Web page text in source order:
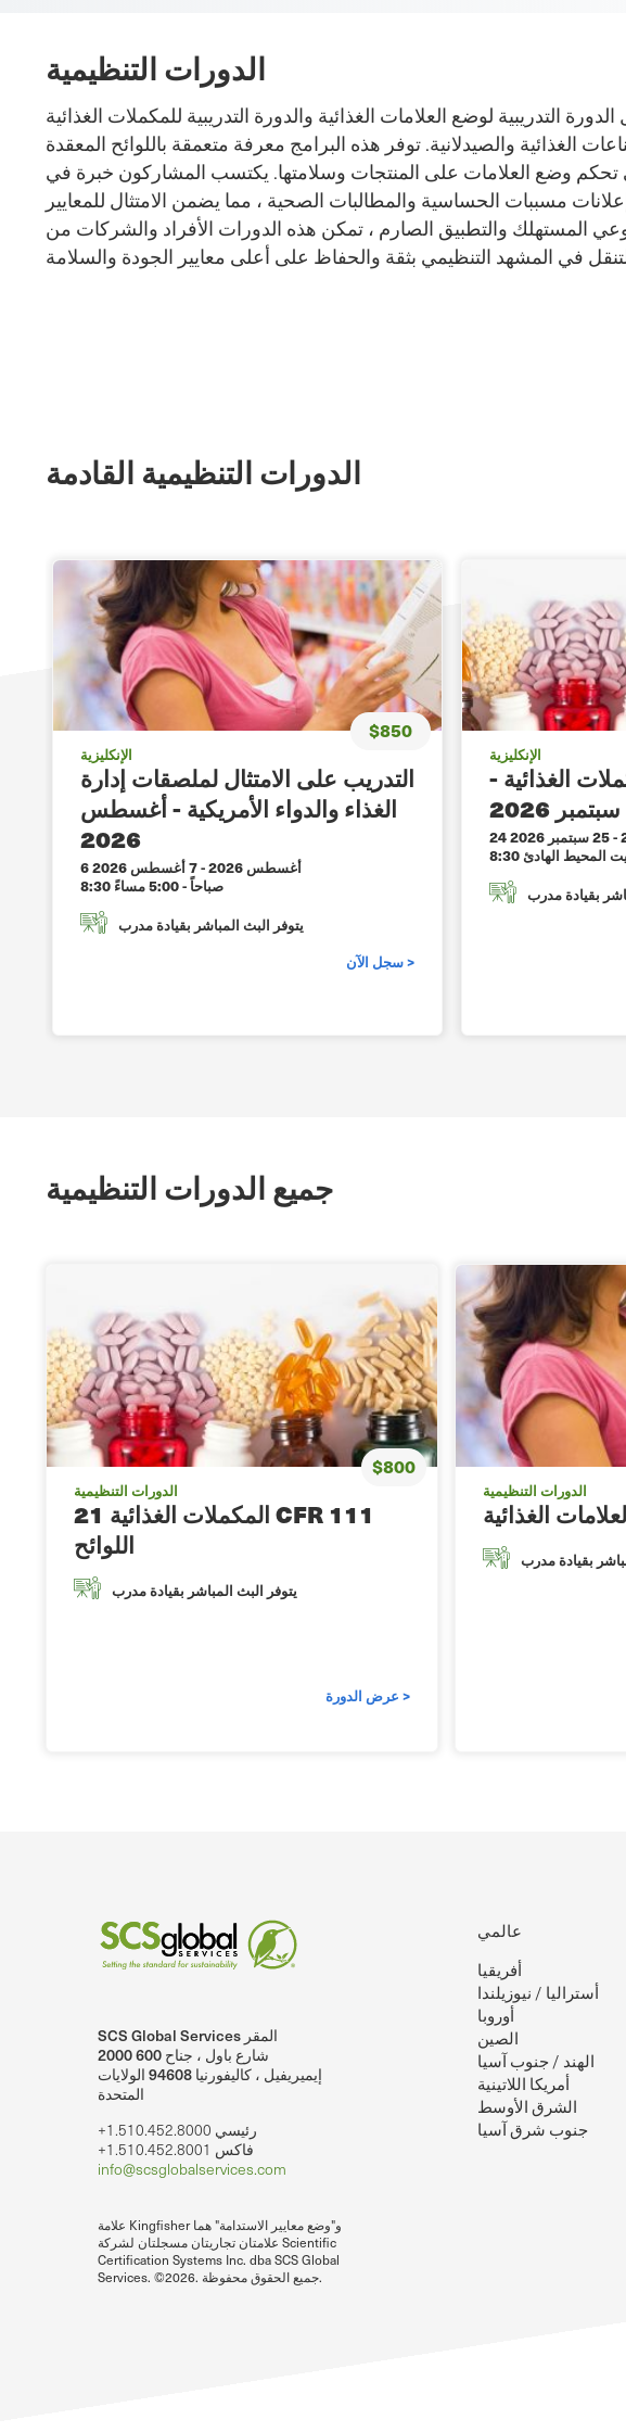
الدورات التنظيمية
التدريبية لوضع العلامات الغذائية والدورة التدريبية للمكملات الغذائية
الغذائية والصيدلانية. توفر هذه البرامج معرفة متعمقة باللوائح المعقدة
تحكم وضع العلامات على المنتجات وسلامتها. يكتسب المشاركون خبرة في
مسببات الحساسية والمطالبات الصحية ، مما يضمن الامتثال للمعايير
المستهلك والتطبيق الصارم ، تمكن هذه الدورات الأفراد والشركات من
الدورات التنظيمية القادمة
$850
الإنكليزية
التدريب على الامتثال لملصقات إدارة
الغذاء والدواء الأمريكية - أغسطس
2026
6 أغسطس 2026 -7 أغسطس 2026
8:30 صباحاً - 5:00 مساءً
يتوفر البث المباشر بقيادة مدرب
سجل الآن >
الإنكليزية
الغذائية -
سبتمبر 2026
-25 سبتمبر 2026
بقيادة مدرب
جميع الدورات التنظيمية
$800
الدورات التنظيمية
المكملات الغذائية 21 CFR 111
اللوائح
يتوفر البث المباشر بقيادة مدرب
عرض الدورة >
الدورات التنظيمية
بقيادة مدرب
SCS Global Services المقر
2000 شارع باول ، جناح 600
إيميريفيل ، كاليفورنيا 94608 الولايات
المتحدة
+1.510.452.8000 رئيسي
+1.510.452.8001 فاكس
info@scsglobalservices.com
علامة Kingfisher و"وضع معايير الاستدامة" هما
علامتان تجاريتان مسجلتان لشركة Scientific
Certification Systems Inc. dba SCS Global
Services. ©2026. جميع الحقوق محفوظة.
عالمي
أفريقيا
أستراليا / نيوزيلندا
أوروبا
الصين
الهند / جنوب آسيا
أمريكا اللاتينية
الشرق الأوسط
جنوب شرق آسيا
SCSglobalServices على لينكد إن.
SCS Global Services على يوتيوب